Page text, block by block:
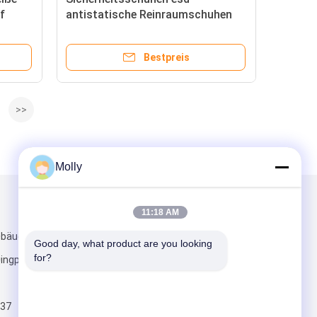
antistatische Reinraumschuhen
Slipper
Bestpreis
>>
5,
Bezirk,
Mailen Sie uns
Molly
11:18 AM
Good day, what product are you looking
for?